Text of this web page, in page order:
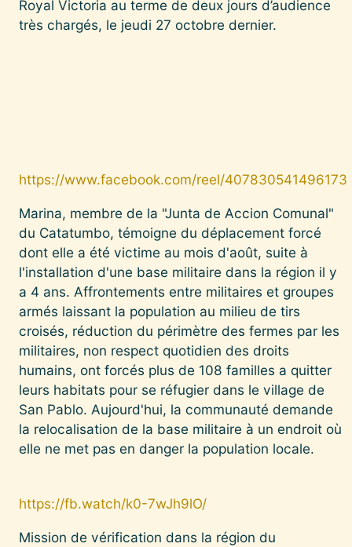
Royal Victoria au terme de deux jours d’audience
très chargés, le jeudi 27 octobre dernier.
https://www.facebook.com/reel/407830541496173
Marina, membre de la "Junta de Accion Comunal"
du Catatumbo, témoigne du déplacement forcé
dont elle a été victime au mois d'août, suite à
l'installation d'une base militaire dans la région il y
a 4 ans. Affrontements entre militaires et groupes
armés laissant la population au milieu de tirs
croisés, réduction du périmètre des fermes par les
militaires, non respect quotidien des droits
humains, ont forcés plus de 108 familles a quitter
leurs habitats pour se réfugier dans le village de
San Pablo. Aujourd'hui, la communauté demande
la relocalisation de la base militaire à un endroit où
elle ne met pas en danger la population locale.
https://fb.watch/k0-7wJh9lO/
Mission de vérification dans la région du